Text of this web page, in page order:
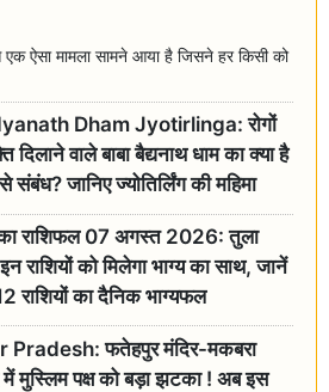
ऐसा मामला सामने आया है जिसने हर किसी को
Dham Jyotirlinga: रोगों
दिलाने वाले बाबा बैद्यनाथ धाम का क्या है
संबंध? जानिए ज्योतिर्लिंग की महिमा
राशिफल 07 अगस्त 2026: तुला
राशियों को मिलेगा भाग्य का साथ, जानें
राशियों का दैनिक भाग्यफल
Pradesh: फतेहपुर मंदिर-मकबरा
में मुस्लिम पक्ष को बड़ा झटका ! अब इस